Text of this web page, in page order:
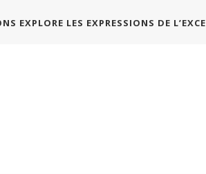
EXPLORE LES EXPRESSIONS DE